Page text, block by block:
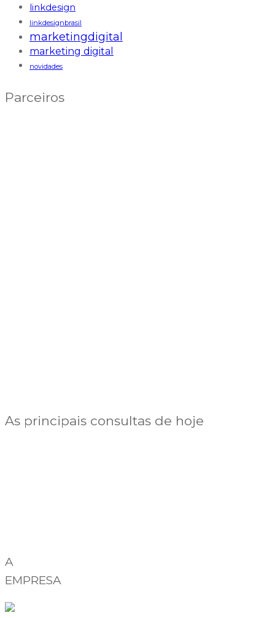
linkdesign
linkdesignbrasil
marketingdigital
marketing digital
novidades
Parceiros
As principais consultas de hoje
A
EMPRESA